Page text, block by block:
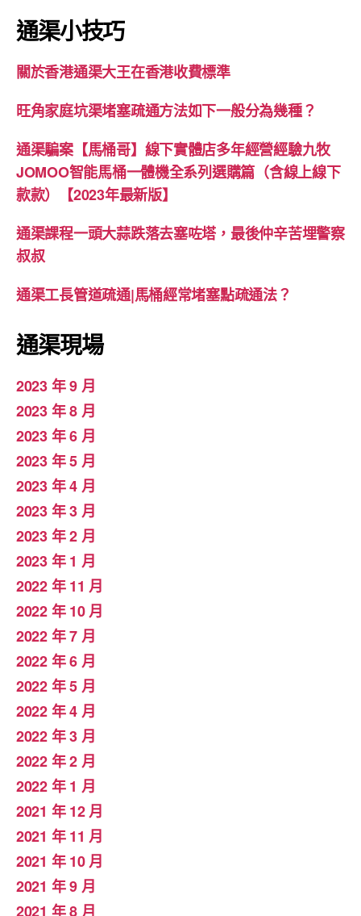
通渠小技巧
關於香港通渠大王在香港收費標準
旺角家庭坑渠堵塞疏通方法如下一般分為幾種？
通渠騙案【馬桶哥】線下實體店多年經營經驗九牧
JOMOO智能馬桶一體機全系列選購篇（含線上線下
款款）【2023年最新版】
通渠課程一頭大蒜跌落去塞咗塔，最後仲辛苦埋警察
叔叔
通渠工長管道疏通|馬桶經常堵塞點疏通法？
通渠現場
2023 年 9 月
2023 年 8 月
2023 年 6 月
2023 年 5 月
2023 年 4 月
2023 年 3 月
2023 年 2 月
2023 年 1 月
2022 年 11 月
2022 年 10 月
2022 年 7 月
2022 年 6 月
2022 年 5 月
2022 年 4 月
2022 年 3 月
2022 年 2 月
2022 年 1 月
2021 年 12 月
2021 年 11 月
2021 年 10 月
2021 年 9 月
2021 年 8 月